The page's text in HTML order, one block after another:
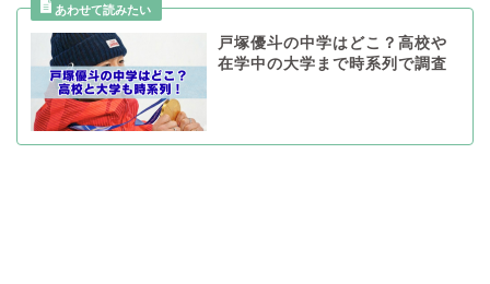
戸塚優斗の中学はどこ？高校や
在学中の大学まで時系列で調査